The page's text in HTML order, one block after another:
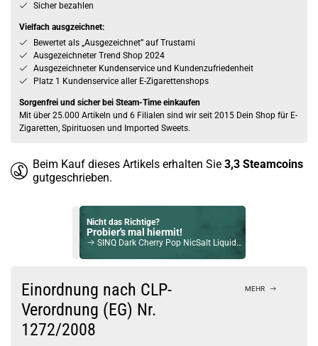
Sicher bezahlen
Vielfach ausgzeichnet:
Bewertet als „Ausgezeichnet” auf Trustami
Ausgezeichneter Trend Shop 2024
Ausgezeichneter Kundenservice und Kundenzufriedenheit
Platz 1 Kundenservice aller E-Zigarettenshops
Sorgenfrei und sicher bei Steam-Time einkaufen
Mit über 25.000 Artikeln und 6 Filialen sind wir seit 2015 Dein Shop für E-
Zigaretten, Spirituosen und Imported Sweets.
Beim Kauf dieses Artikels erhalten Sie 3,3 Steamcoins
gutgeschrieben.
Nicht das Richtige?
Probier's mal hiermit!
SINQ Dark Cherry Pop NicSalt Liquid 10ml / 20mg
Check das mal!
Linvo Peach Ice NicSalt Liquid 10ml / 10mg
Du willst Kröten sparen?
Schau mal hier!
Einordnung nach CLP-
Verordnung (EG) Nr.
1272/2008
MEHR